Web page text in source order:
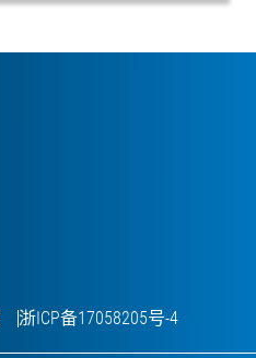
浙ICP备17058205号-4